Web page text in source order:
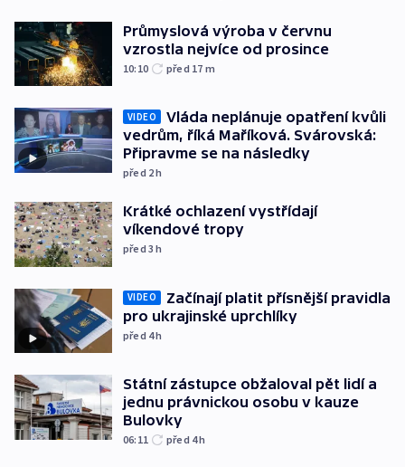
Průmyslová výroba v červnu
vzrostla nejvíce od prosince
10:10 před 17 m
VIDEO
Vláda neplánuje opatření kvůli
vedrům, říká Maříková. Svárovská:
Připravme se na následky
před 2h
Krátké ochlazení vystřídají
víkendové tropy
před 3h
VIDEO
Začínají platit přísnější pravidla
pro ukrajinské uprchlíky
před 4h
Státní zástupce obžaloval pět lidí a
jednu právnickou osobu v kauze
Bulovky
06:11 před 4h